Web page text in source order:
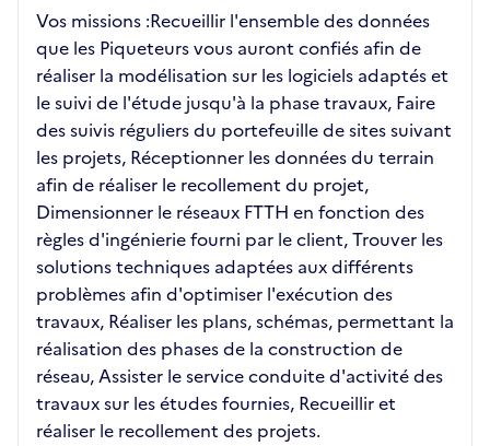
Vos missions :Recueillir l'ensemble des données
que les Piqueteurs vous auront confiés afin de
réaliser la modélisation sur les logiciels adaptés et
le suivi de l'étude jusqu'à la phase travaux, Faire
des suivis réguliers du portefeuille de sites suivant
les projets, Réceptionner les données du terrain
afin de réaliser le recollement du projet,
Dimensionner le réseaux FTTH en fonction des
règles d'ingénierie fourni par le client, Trouver les
solutions techniques adaptées aux différents
problèmes afin d'optimiser l'exécution des
travaux, Réaliser les plans, schémas, permettant la
réalisation des phases de la construction de
réseau, Assister le service conduite d'activité des
travaux sur les études fournies, Recueillir et
réaliser le recollement des projets.